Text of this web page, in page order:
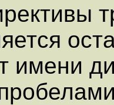
имени